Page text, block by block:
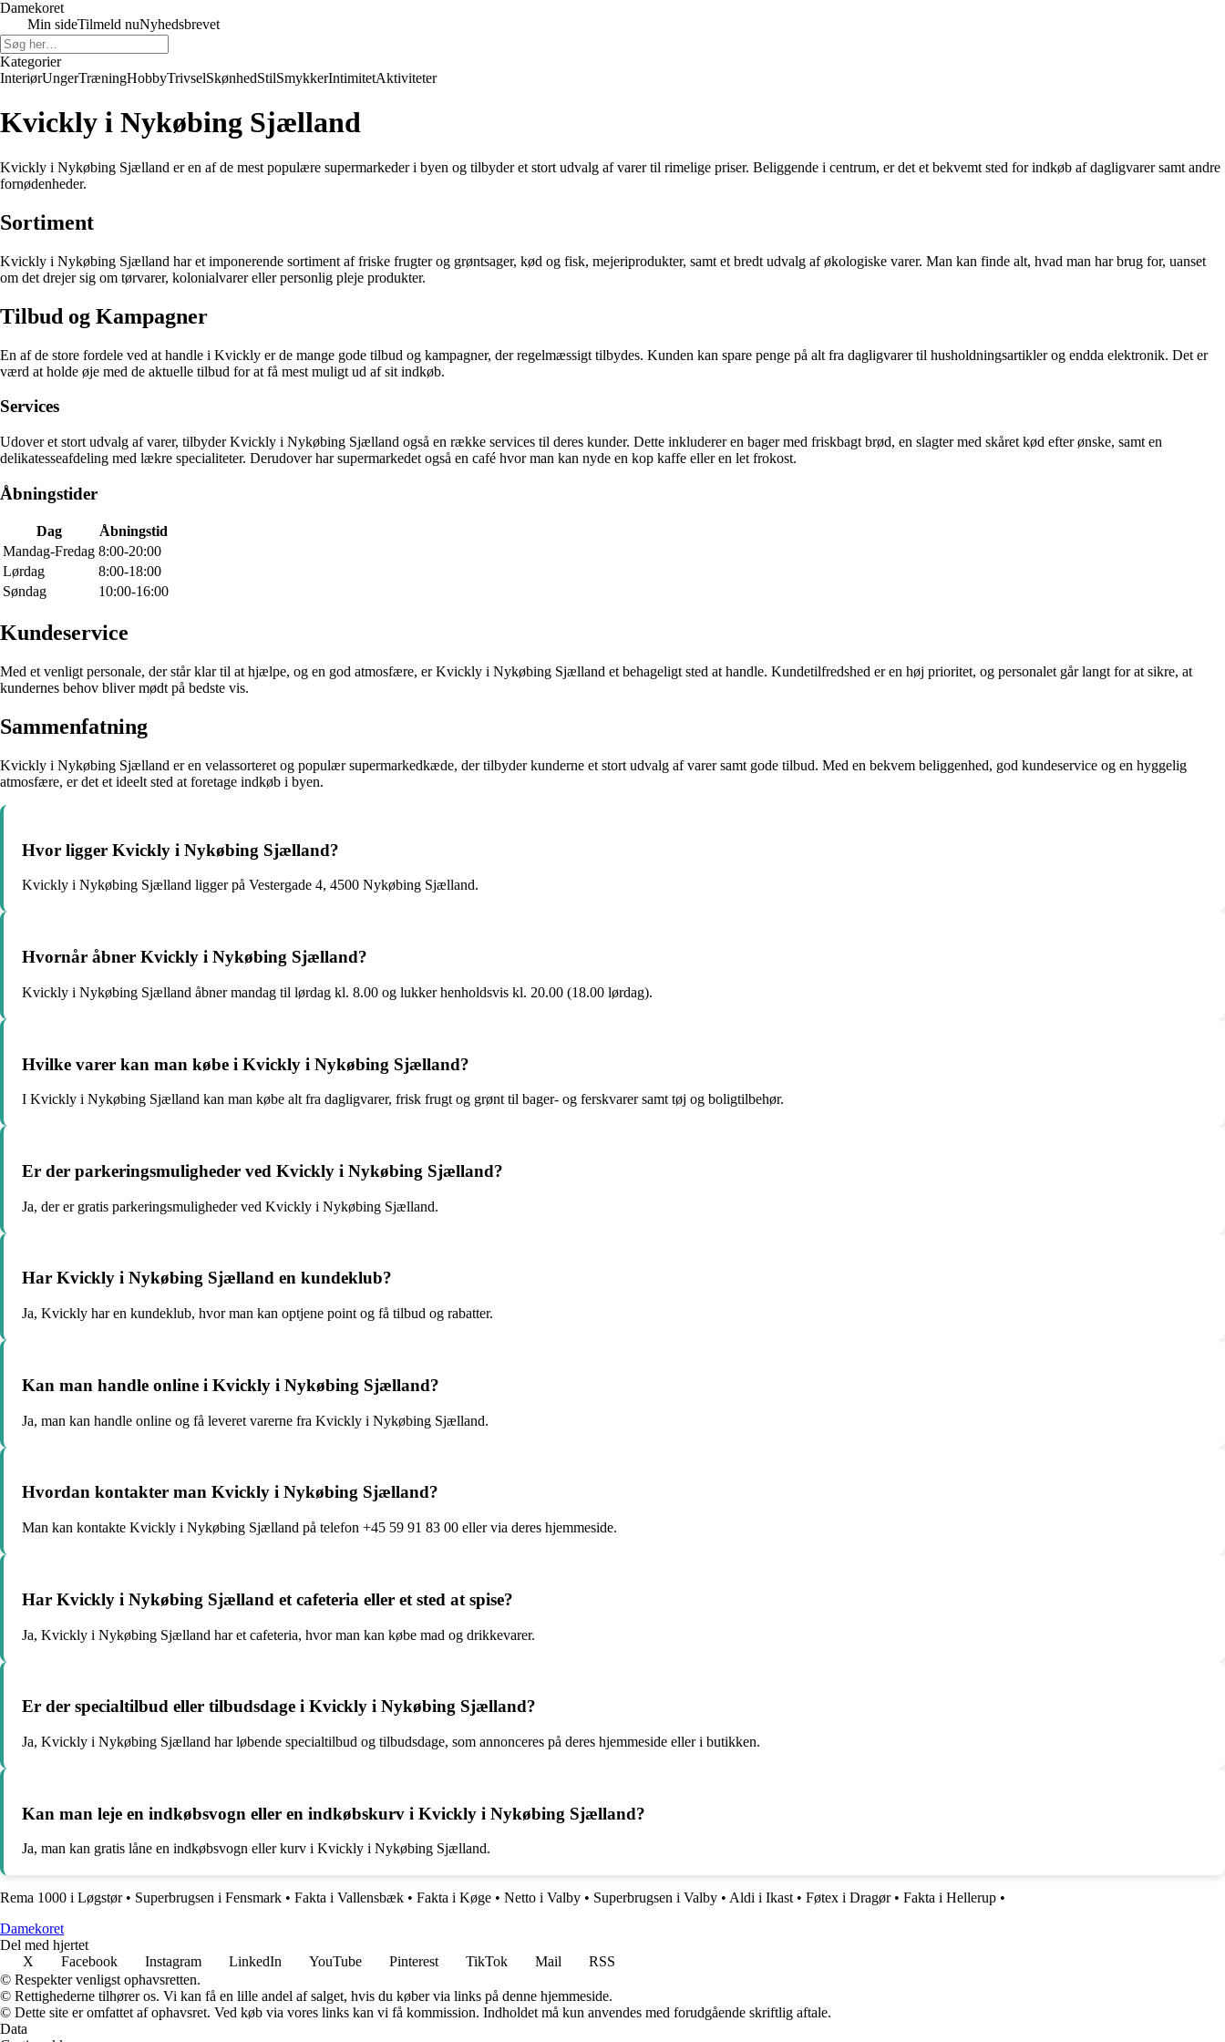
Damekoret
Min sideTilmeld nuNyhedsbrevet
Kategorier
InteriørUngerTræningHobbyTrivselSkønhedStilSmykkerIntimitetAktiviteter
Kvickly i Nykøbing Sjælland
Kvickly i Nykøbing Sjælland er en af de mest populære supermarkeder i byen og tilbyder et stort udvalg af varer til rimelige priser. Beliggende i centrum, er det et bekvemt sted for indkøb af dagligvarer samt andre
fornødenheder.
Sortiment
Kvickly i Nykøbing Sjælland har et imponerende sortiment af friske frugter og grøntsager, kød og fisk, mejeriprodukter, samt et bredt udvalg af økologiske varer. Man kan finde alt, hvad man har brug for, uanset
om det drejer sig om tørvarer, kolonialvarer eller personlig pleje produkter.
Tilbud og Kampagner
En af de store fordele ved at handle i Kvickly er de mange gode tilbud og kampagner, der regelmæssigt tilbydes. Kunden kan spare penge på alt fra dagligvarer til husholdningsartikler og endda elektronik. Det er
værd at holde øje med de aktuelle tilbud for at få mest muligt ud af sit indkøb.
Services
Udover et stort udvalg af varer, tilbyder Kvickly i Nykøbing Sjælland også en række services til deres kunder. Dette inkluderer en bager med friskbagt brød, en slagter med skåret kød efter ønske, samt en
delikatesseafdeling med lækre specialiteter. Derudover har supermarkedet også en café hvor man kan nyde en kop kaffe eller en let frokost.
Åbningstider
Dag
Åbningstid
Mandag-Fredag 8:00-20:00
Lørdag
8:00-18:00
Søndag
10:00-16:00
Kundeservice
Med et venligt personale, der står klar til at hjælpe, og en god atmosfære, er Kvickly i Nykøbing Sjælland et behageligt sted at handle. Kundetilfredshed er en høj prioritet, og personalet går langt for at sikre, at
kundernes behov bliver mødt på bedste vis.
Sammenfatning
Kvickly i Nykøbing Sjælland er en velassorteret og populær supermarkedkæde, der tilbyder kunderne et stort udvalg af varer samt gode tilbud. Med en bekvem beliggenhed, god kundeservice og en hyggelig
atmosfære, er det et ideelt sted at foretage indkøb i byen.
Hvor ligger Kvickly i Nykøbing Sjælland?
Kvickly i Nykøbing Sjælland ligger på Vestergade 4, 4500 Nykøbing Sjælland.
Hvornår åbner Kvickly i Nykøbing Sjælland?
Kvickly i Nykøbing Sjælland åbner mandag til lørdag kl. 8.00 og lukker henholdsvis kl. 20.00 (18.00 lørdag).
Hvilke varer kan man købe i Kvickly i Nykøbing Sjælland?
I Kvickly i Nykøbing Sjælland kan man købe alt fra dagligvarer, frisk frugt og grønt til bager- og ferskvarer samt tøj og boligtilbehør.
Er der parkeringsmuligheder ved Kvickly i Nykøbing Sjælland?
Ja, der er gratis parkeringsmuligheder ved Kvickly i Nykøbing Sjælland.
Har Kvickly i Nykøbing Sjælland en kundeklub?
Ja, Kvickly har en kundeklub, hvor man kan optjene point og få tilbud og rabatter.
Kan man handle online i Kvickly i Nykøbing Sjælland?
Ja, man kan handle online og få leveret varerne fra Kvickly i Nykøbing Sjælland.
Hvordan kontakter man Kvickly i Nykøbing Sjælland?
Man kan kontakte Kvickly i Nykøbing Sjælland på telefon +45 59 91 83 00 eller via deres hjemmeside.
Har Kvickly i Nykøbing Sjælland et cafeteria eller et sted at spise?
Ja, Kvickly i Nykøbing Sjælland har et cafeteria, hvor man kan købe mad og drikkevarer.
Er der specialtilbud eller tilbudsdage i Kvickly i Nykøbing Sjælland?
Ja, Kvickly i Nykøbing Sjælland har løbende specialtilbud og tilbudsdage, som annonceres på deres hjemmeside eller i butikken.
Kan man leje en indkøbsvogn eller en indkøbskurv i Kvickly i Nykøbing Sjælland?
Ja, man kan gratis låne en indkøbsvogn eller kurv i Kvickly i Nykøbing Sjælland.
Rema 1000 i Løgstør• Superbrugsen i Fensmark • Fakta i Vallensbæk • Fakta i Køge • Netto i Valby • Superbrugsen i Valby • Aldi i Ikast • Føtex i Dragør• Fakta i Hellerup •
Damekoret
Del med hjertet
X
Facebook Instagram LinkedIn YouTube Pinterest TikTok Mail
RSS
© Respekter venligst ophavsretten.
© Rettighederne tilhører os. Vi kan få en lille andel af salget, hvis du køber via links på denne hjemmeside.
© Dette site er omfattet af ophavsret. Ved køb via vores links kan vi få kommission. Indholdet må kun anvendes med forudgående skriftlig aftale.
Data